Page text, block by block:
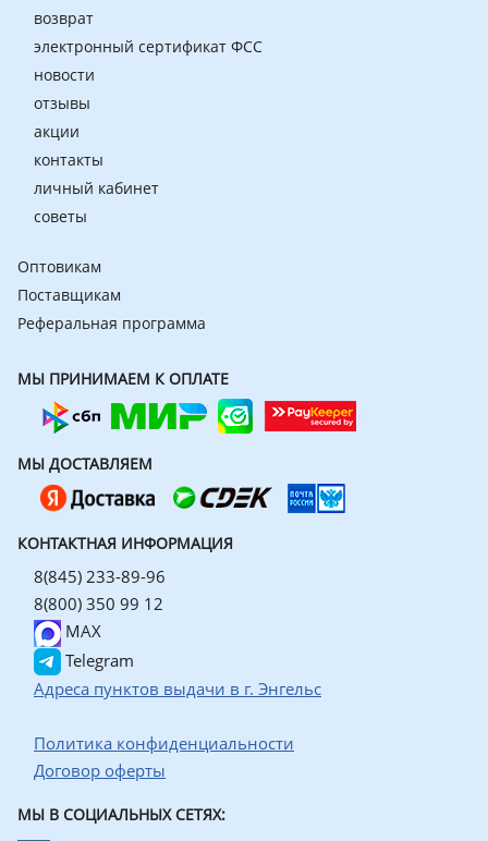
возврат
электронный сертификат ФСС
новости
отзывы
акции
контакты
личный кабинет
советы
Оптовикам
Поставщикам
Реферальная программа
МЫ ПРИНИМАЕМ К ОПЛАТЕ
МЫ ДОСТАВЛЯЕМ
КОНТАКТНАЯ ИНФОРМАЦИЯ
8(845) 233-89-96
8(800) 350 99 12
MAX
Telegram
Адреса пунктов выдачи в г. Энгельс
Политика конфиденциальности
Договор оферты
МЫ В СОЦИАЛЬНЫХ СЕТЯХ: